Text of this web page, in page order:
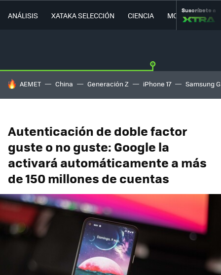
ANÁLISIS XATAKA SELECCIÓN CIENCIA MOVILIDAD
Suscríbete a
HOY SE HABLA DE
AEMET China Generación Z iPhone 17 Samsung
Autenticación de doble factor
guste o no guste: Google la
activará automáticamente a más
de 150 millones de cuentas